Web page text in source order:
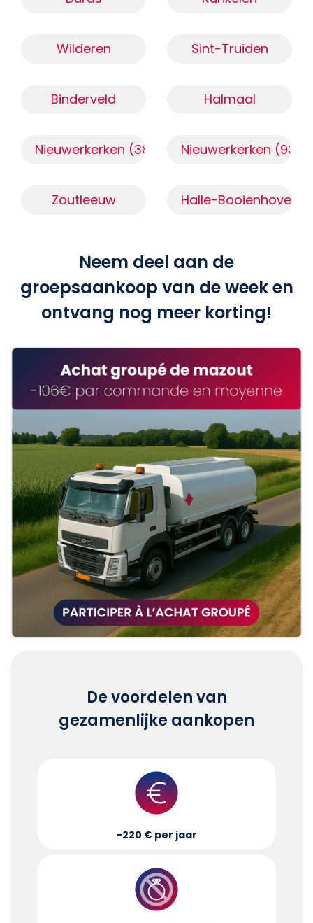
Wilderen Sint-Truiden
Binderveld Halmaal
Nieuwerkerken (3850) Nieuwerkerken
Zoutleeuw Halle-Booienhoven
Neem deel aan de
groepsaankoop van de week en
ontvang nog meer korting!
De voordelen van
gezamenlijke aankopen
-220 € per jaar